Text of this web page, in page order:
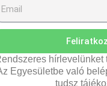
hírlevelünket
Egyesületbe való
tudsz